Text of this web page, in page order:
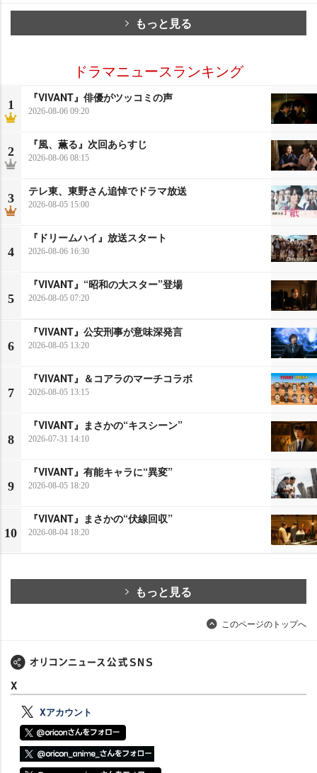
もっと見る
ドラマニュースランキング
1
『VIVANT』俳優がツッコミの声
2026-08-06 09:20
2
『風、薫る』次回あらすじ
2026-08-06 08:15
3
テレ東、東野さん追悼でドラマ放送
2026-08-05 15:00
4
『ドリームハイ』放送スタート
2026-08-06 16:30
5
『VIVANT』“昭和の大スター”登場
2026-08-05 07:20
6
『VIVANT』公安刑事が意味深発言
2026-08-05 13:20
7
『VIVANT』＆コアラのマーチコラボ
2026-08-05 13:15
8
『VIVANT』まさかの“キスシーン”
2026-07-31 14:10
9
『VIVANT』有能キャラに“異変”
2026-08-05 18:20
10
『VIVANT』まさかの“伏線回収”
2026-08-04 18:20
もっと見る
このページのトップへ
X
Xアカウント